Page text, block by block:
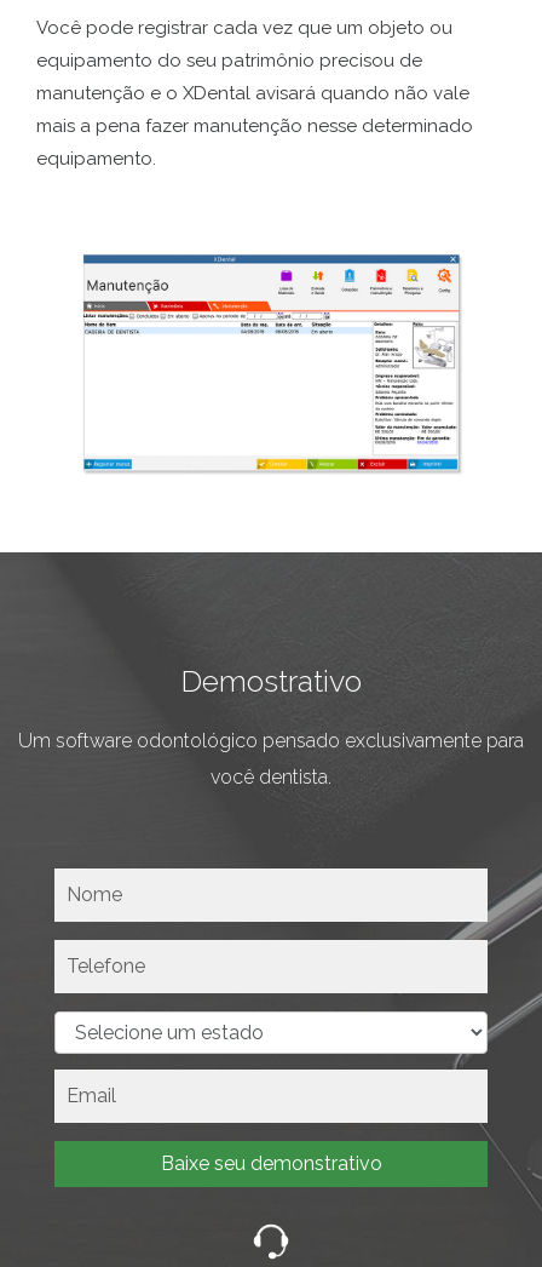
Você pode registrar cada vez que um objeto ou
equipamento do seu patrimônio precisou de
manutenção e o XDental avisará quando não vale
mais a pena fazer manutenção nesse determinado
equipamento.
Demostrativo
Um software odontológico pensado exclusivamente para
você dentista.
Baixe seu demonstrativo